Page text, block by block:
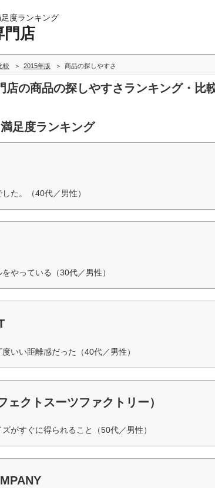
度ランキング
門店
較 2015年版 商品の探しやすさ
店の商品の探しやすさランキング・比
足度ランキング
た。（40代／男性）
やっている（30代／男性）
いい距離感だった（40代／男性）
ェクトスーツファクトリー）
がすぐに得られること（50代／男性）